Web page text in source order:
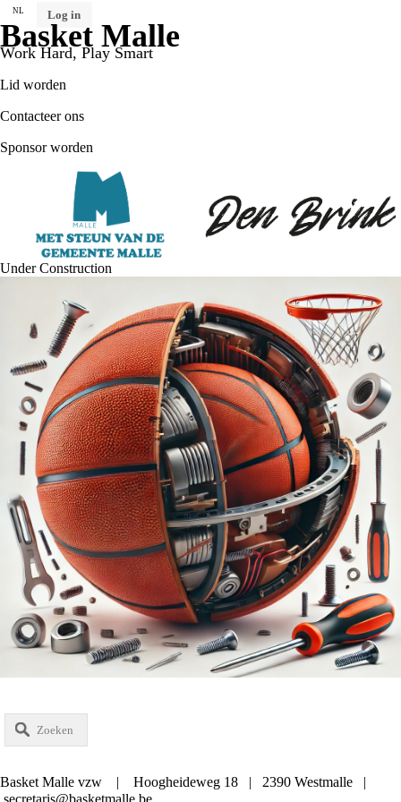
NL Log in
Basket Malle
Work Hard, Play Smart
Lid worden
Contacteer ons
Sponsor worden
Under Construction
Zoeken
Basket Malle vzw | Hoogheideweg 18 | 2390 Westmalle |
secretaris@basketmalle.be